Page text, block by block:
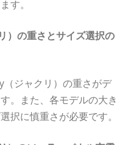
す。
）の重さとサイズ選択の
ジャクリ）の重さがデ
。また、各モデルの大き
択に慎重さが必要です。